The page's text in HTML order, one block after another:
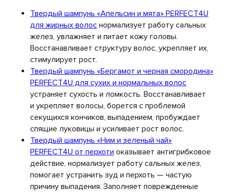
Твердый шампунь «Апельсин и мята» PERFECT4U
для жирных волос нормализует работу сальных
желез, увлажняет и питает кожу головы.
Восстанавливает структуру волос, укрепляет их,
стимулирует рост.
Твердый шампунь «Бергамот и черная смородина»
PERFECT4U для сухих и нормальных волос
устраняет сухость и ломкость. Восстанавливает
и укрепляет волосы, борется с проблемой
секущихся кончиков, выпадением, пробуждает
спящие луковицы и усиливает рост волос.
Твердый шампунь «Ним и зеленый чай»
PERFECT4U от перхоти оказывает антигрибковое
действие, нормализует работу сальных желез,
помогает устранить зуд и перхоть — частую
причину выпадения. Заполняет поврежденные